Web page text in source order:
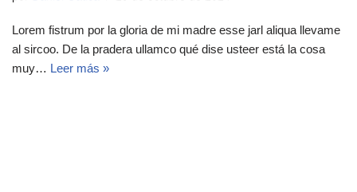
Lorem fistrum por la gloria de mi madre esse jarl aliqua llevame
al sircoo. De la pradera ullamco qué dise usteer está la cosa
muy… Leer más »